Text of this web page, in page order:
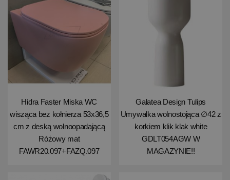
Hidra Faster Miska WC
wisząca bez kołnierza 53x36,5
cm z deską wolnoopadającą
Różowy mat
FAWR20.097+FAZQ.097
Galatea Design Tulips
Umywalka wolnostojąca ∅42 z
korkiem klik klak white
GDLT054AGW W
MAGAZYNIE!!